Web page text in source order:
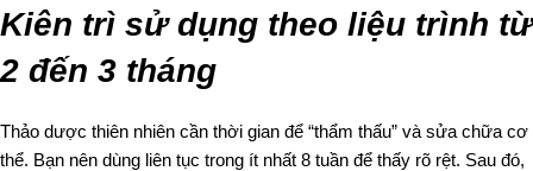
Kiên trì sử dụng theo liệu trình từ
2 đến 3 tháng
Thảo dược thiên nhiên cần thời gian để “thẩm thấu” và sửa chữa cơ
thể. Bạn nên dùng liên tục trong ít nhất 8 tuần để thấy rõ rệt. Sau đó,